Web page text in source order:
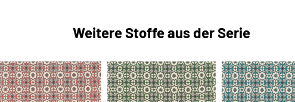
Weitere Stoffe aus der Serie